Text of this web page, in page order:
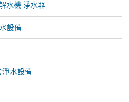
水機 淨水器
設備
淨水設備